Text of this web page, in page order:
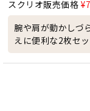
スクリオ販売価格 ¥
腕や肩が動かしづ
えに便利な2枚セ